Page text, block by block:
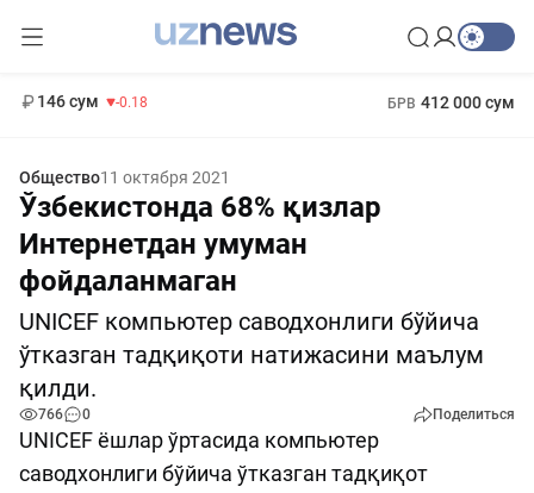
146 сум -0.18 БРВ 412 000 сум
Общество11 октября 2021
Ўзбекистонда 68% қизлар
Интернетдан умуман
фойдаланмаган
UNICEF компьютер саводхонлиги бўйича
ўтказган тадқиқоти натижасини маълум
қилди.
766 0 Поделиться
UNICEF ёшлар ўртасида компьютер
саводхонлиги бўйича ўтказган тадқиқот